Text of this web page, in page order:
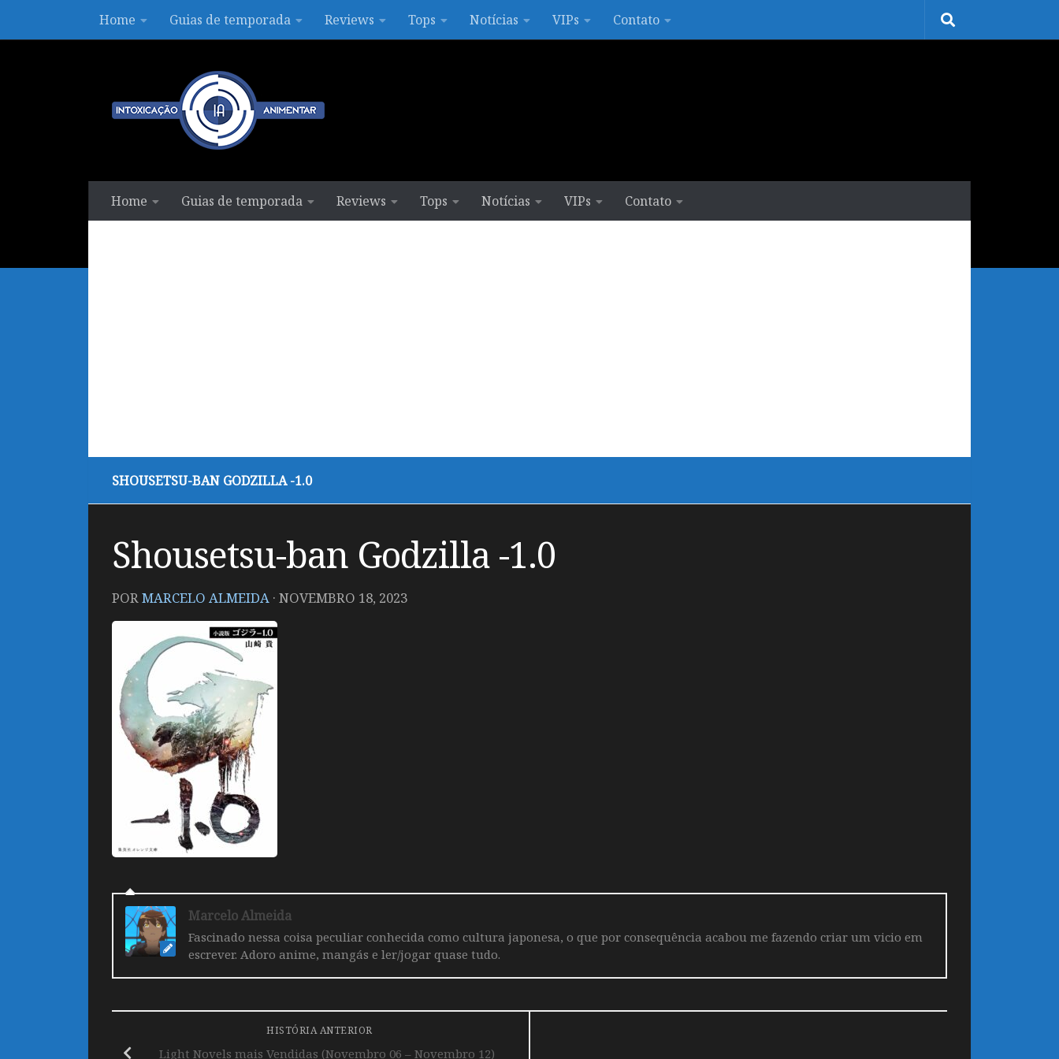
Skip to contentHome Guias de temporada Reviews Tops Notícias VIPs Contato
Home Guias de temporada Reviews Tops Notícias VIPs Contato
SHOUSETSU-BAN GODZILLA -1.0
Shousetsu-ban Godzilla -1.0
PORMARCELO ALMEIDA · NOVEMBRO 18, 2023
Marcelo Almeida
Fascinado nessa coisa peculiar conhecida como cultura japonesa, o que por consequência acabou me fazendo criar um vicio em
escrever. Adoro anime, mangás e ler/jogar quase tudo.
HISTÓRIA ANTERIOR
Light Novels mais Vendidas (Novembro 06 – Novembro 12)